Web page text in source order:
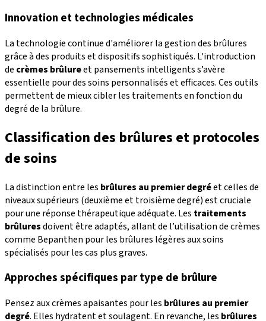
Innovation et technologies médicales
La technologie continue d'améliorer la gestion des brûlures
grâce à des produits et dispositifs sophistiqués. L'introduction
de crèmes brûlureet pansements intelligents s’avère
essentielle pour des soins personnalisés et efficaces. Ces outils
permettent de mieux cibler les traitements en fonction du
degré de la brûlure.
Classification des brûlures et protocoles
de soins
La distinction entre les brûlures au premier degréet celles de
niveaux supérieurs (deuxième et troisième degré) est cruciale
pour une réponse thérapeutique adéquate. Les traitements
brûluresdoivent être adaptés, allant de l’utilisation de crèmes
comme Bepanthen pour les brûlures légères aux soins
spécialisés pour les cas plus graves.
Approches spécifiques par type de brûlure
Pensez aux crèmes apaisantes pour les brûlures au premier
degré. Elles hydratent et soulagent. En revanche, les brûlures